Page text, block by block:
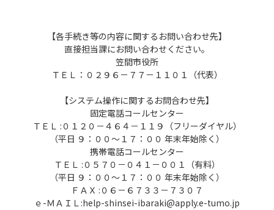
【各手続き等の内容に関するお問い合わせ先】
直接担当課にお問い合わせください。
笠間市役所
ＴＥＬ：０２９６－７７－１１０１（代表）
【システム操作に関するお問合わせ先】
固定電話コールセンター
ＴＥＬ :０１２０－４６４－１１９（フリーダイヤル）
（平日 ９：００～１７：００ 年末年始除く）
携帯電話コールセンター
ＴＥＬ :０５７０－０４１－００１（有料）
（平日 ９：００～１７：００ 年末年始除く）
ＦＡＸ :０６－６７３３－７３０７
ｅ-ＭＡＩＬ:help-shinsei-ibaraki@apply.e-tumo.jp